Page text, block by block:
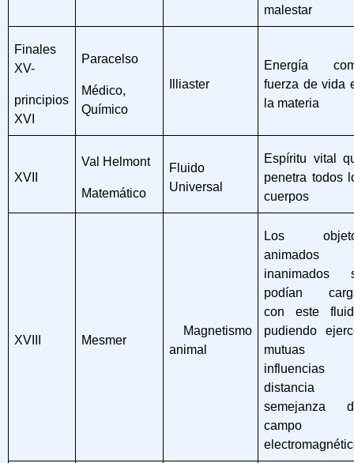
malestar
Finales
XV-
principios
XVI
Paracelso
Médico,
Químico
Illiaster
Energía
fuerza de vida
la materia
XVII
Val Helmont
Matemático
Fluido
Universal
Espíritu vital
penetra todos
cuerpos
XVIII Mesmer
Magnetismo
animal
Los
animados
inanimados
podían
con este
pudiendo
mutuas
influencias
distancia
semejanza
campo